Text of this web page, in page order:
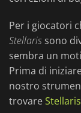
Per i giocatori
Stellaris sono
sembra un
Prima di
nostro
trovare